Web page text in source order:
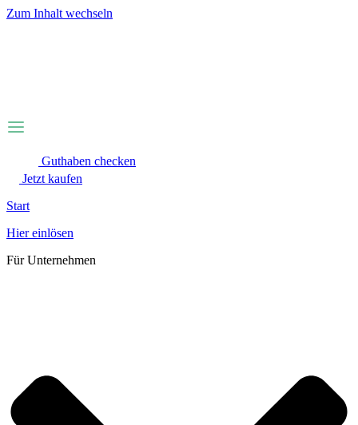
Zum Inhalt wechseln
Guthaben checken
Jetzt kaufen
Start
Hier einlösen
Für Unternehmen